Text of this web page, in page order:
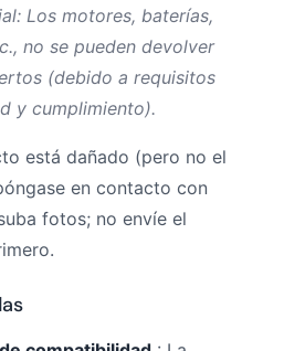
Los motores, baterías,
no se pueden devolver
(debido a requisitos
y cumplimiento).
está dañado (pero no el
en contacto con
fotos; no envíe el